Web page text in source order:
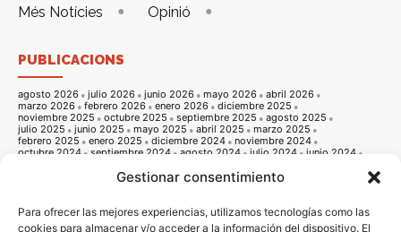
Gestionar consentimiento
Para ofrecer las mejores experiencias, utilizamos tecnologías como las
cookies para almacenar y/o acceder a la información del dispositivo. El
Més Notícies
Opinió
PUBLICACIONS
agosto 2026 julio 2026 junio 2026 mayo 2026
abril 2026
marzo 2026
febrero 2026 enero 2026
diciembre 2025
noviembre 2025
octubre 2025 septiembre 2025
agosto 2025
julio 2025
junio 2025 mayo 2025 abril 2025
marzo 2025
febrero 2025
enero 2025 diciembre 2024
noviembre 2024
octubre 2024
septiembre 2024 agosto 2024 julio 2024
junio 2024
noviembre 2023 octubre 2023
septiembre 2023
julio 2023 junio 2023 mayo 2023
abril 2023
noviembre 2022
octubre 2022 septiembre 2022
agosto 2022
julio 2022
junio 2022 mayo 2022 abril 2022
marzo 2022